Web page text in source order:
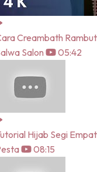
Creambath
Salon
05:42
Hijab Segi
08:15